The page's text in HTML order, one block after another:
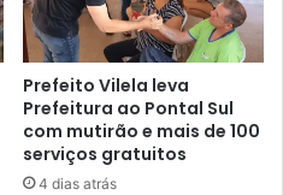
Prefeito Vilela leva
Prefeitura ao Pontal Sul
com mutirão e mais de 100
serviços gratuitos
4 dias atrás